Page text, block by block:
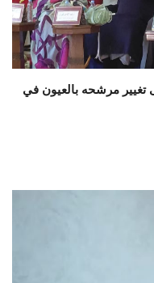
تغيير مرشحه بالعيون في